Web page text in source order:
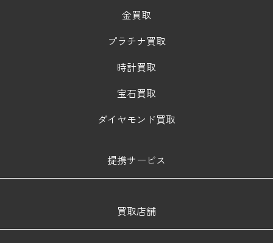
金買取
プラチナ買取
時計買取
宝石買取
ダイヤモンド買取
提携サービス
買取店舗